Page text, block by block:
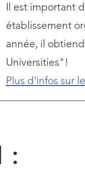
Il est important
établissement
année, il
Universities"!
Plus d'infos sur
: